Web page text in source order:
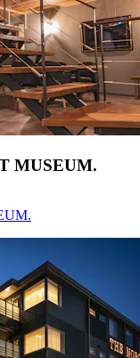
MUSEUM.